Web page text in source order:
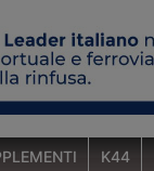
K44